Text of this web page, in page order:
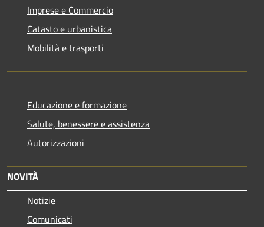
Imprese e Commercio
Catasto e urbanistica
Mobilità e trasporti
Educazione e formazione
Salute, benessere e assistenza
Autorizzazioni
NOVITÀ
Notizie
Comunicati